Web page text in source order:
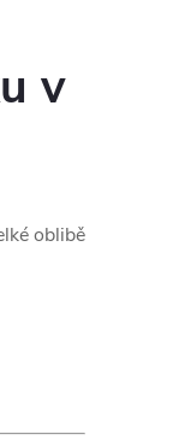
v
oblibě